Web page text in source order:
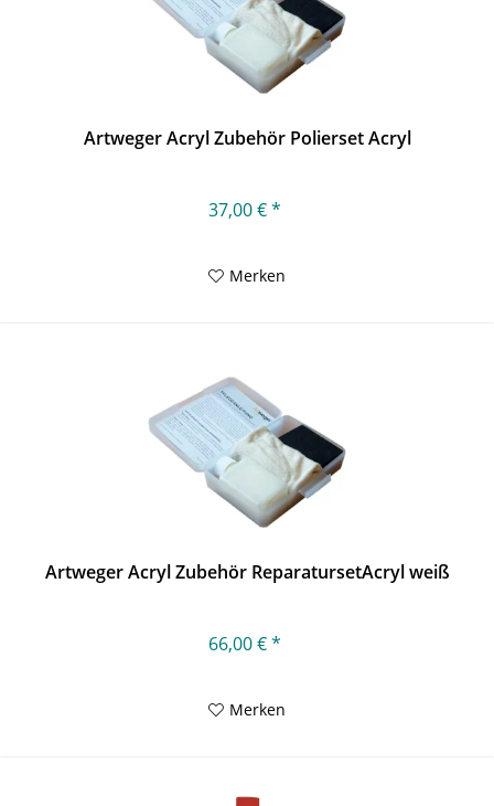
Artweger Acryl Zubehör Polierset Acryl
37,00 € *
Merken
Artweger Acryl Zubehör ReparatursetAcryl weiß
66,00 € *
Merken